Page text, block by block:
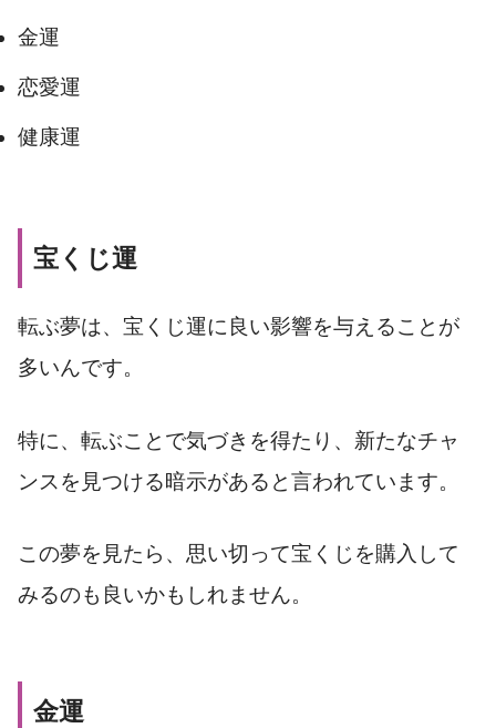
金運
恋愛運
健康運
宝くじ運
転ぶ夢は、宝くじ運に良い影響を与えることが
多いんです。
特に、転ぶことで気づきを得たり、新たなチャ
ンスを見つける暗示があると言われています。
この夢を見たら、思い切って宝くじを購入して
みるのも良いかもしれません。
金運